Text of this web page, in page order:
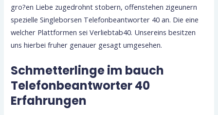
gro?en Liebe zugedrohnt stobern, offenstehen zigeunern
spezielle Singleborsen Telefonbeantworter 40 an. Die eine
welcher Plattformen sei Verliebtab40. Unsereins besitzen
uns hierbei fruher genauer gesagt umgesehen.
Schmetterlinge im bauch
Telefonbeantworter 40
Erfahrungen